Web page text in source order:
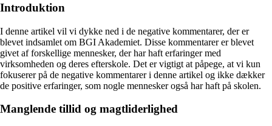
Introduktion
I denne artikel vil vi dykke ned i de negative kommentarer, der er
blevet indsamlet om BGI Akademiet. Disse kommentarer er blevet
givet af forskellige mennesker, der har haft erfaringer med
virksomheden og deres efterskole. Det er vigtigt at påpege, at vi kun
fokuserer på de negative kommentarer i denne artikel og ikke dækker
de positive erfaringer, som nogle mennesker også har haft på skolen.
Manglende tillid og magtliderlighed